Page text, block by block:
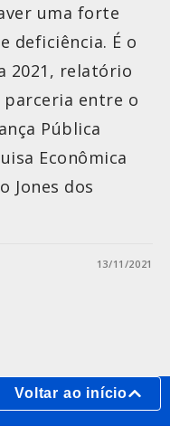
uma forte
deficiência. É o
2021, relatório
entre o
Pública
Econômica
Jones dos
13/11/2021
Voltar ao início